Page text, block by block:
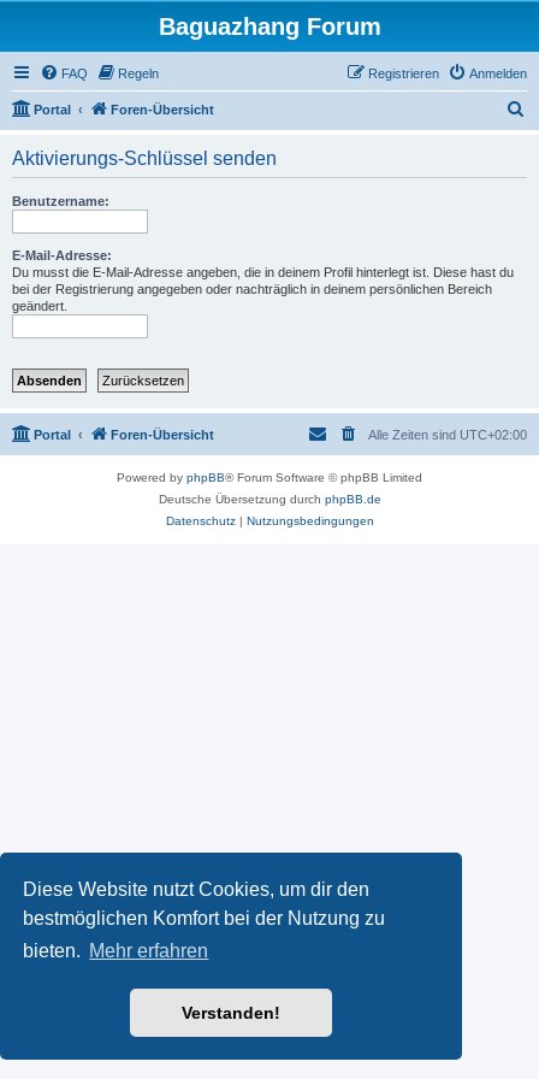
Diese Website nutzt Cookies, um dir den
bestmöglichen Komfort bei der Nutzung zu
bieten. Mehr erfahren
Verstanden!
Baguazhang Forum
FAQ Regeln Anmelden
Registrieren
Portal Foren-Übersicht
Aktivierungs-Schlüssel senden
Benutzername:
E-Mail-Adresse:
Du musst die E-Mail-Adresse angeben, die in deinem Profil hinterlegt ist. Diese hast du
bei der Registrierung angegeben oder nachträglich in deinem persönlichen Bereich
geändert.
Portal Foren-Übersicht Alle Zeiten sind UTC+02:00
Powered by phpBB® Forum Software © phpBB Limited
Deutsche Übersetzung durch phpBB.de
Datenschutz| Nutzungsbedingungen